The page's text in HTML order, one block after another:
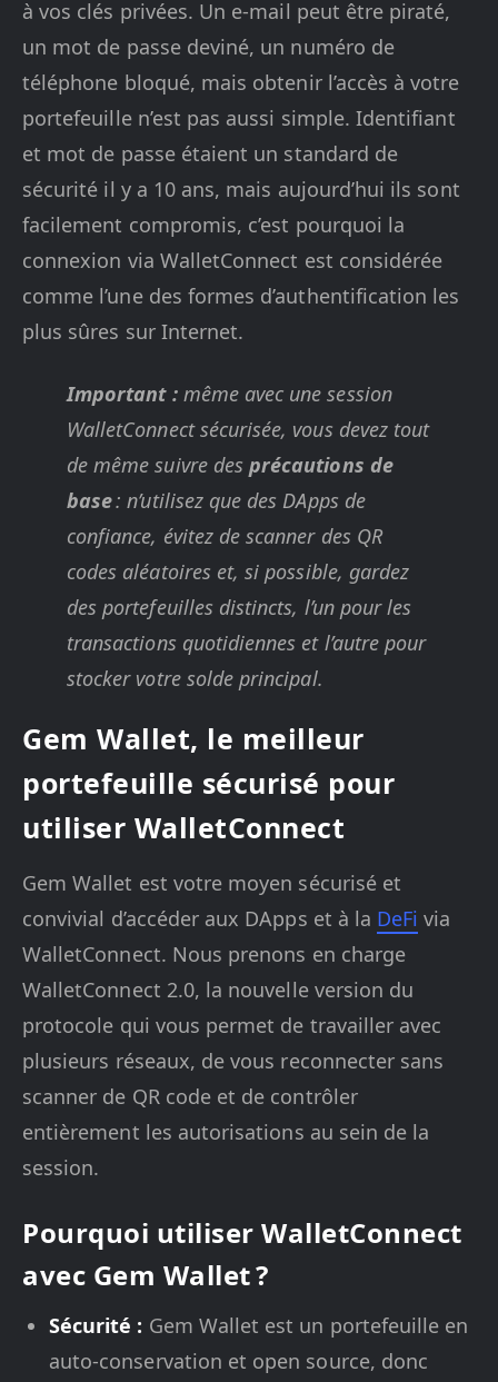
à vos clés privées. Un e-mail peut être piraté,
un mot de passe deviné, un numéro de
téléphone bloqué, mais obtenir l’accès à votre
portefeuille n’est pas aussi simple. Identifiant
et mot de passe étaient un standard de
sécurité il y a 10 ans, mais aujourd’hui ils sont
facilement compromis, c’est pourquoi la
connexion via WalletConnect est considérée
comme l’une des formes d’authentification les
plus sûres sur Internet.
Important :même avec une session
WalletConnect sécurisée, vous devez tout
de même suivre desprécautions de
base: n’utilisez que des DApps de
confiance, évitez de scanner des QR
codes aléatoires et, si possible, gardez
des portefeuilles distincts, l’un pour les
transactions quotidiennes et l’autre pour
stocker votre solde principal.
Gem Wallet, le meilleur
portefeuille sécurisé pour
utiliser WalletConnect
Gem Wallet est votre moyen sécurisé et
convivial d’accéder aux DApps et à la DeFi via
WalletConnect. Nous prenons en charge
WalletConnect 2.0, la nouvelle version du
protocole qui vous permet de travailler avec
plusieurs réseaux, de vous reconnecter sans
scanner de QR code et de contrôler
entièrement les autorisations au sein de la
session.
Pourquoi utiliser WalletConnect
avec Gem Wallet ?
Sécurité : Gem Wallet est un portefeuille en
auto-conservation et open source, donc